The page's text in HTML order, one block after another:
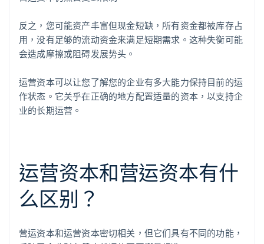
反之，您可能资产丰富但现金短缺，所有资金都被库存占
用，没有足够的流动资金来满足短期需求。这种失衡可能
会造成摩擦或阻碍发展势头。
运营资本可以让您了解您的企业有多大能力保持目前的运
作状态。它关乎在正确的地方配置适量的资本，以支持企
业的长期运营。
运营资本和营运资本有什
么区别？
营运资本和运营资本密切相关，但它们具有不同的功能，